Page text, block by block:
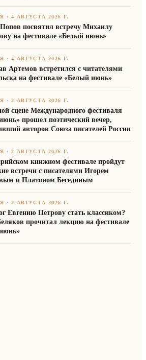
·4 АВГУСТА 2026 Г.
посвятил встречу Михаилу
на фестивале «Белый июнь»
·4 АВГУСТА 2026 Г.
Артемов встретился с читателями
на фестивале «Белый июнь»
·2 АВГУСТА 2026 Г.
сцене Международного фестиваля
прошел поэтический вечер,
авторов Союза писателей России
·2 АВГУСТА 2026 Г.
книжном фестивале пройдут
встречи с писателями Игорем
и Платоном Бесединым
·2 АВГУСТА 2026 Г.
Евгению Петрову стать классиком?
прочитал лекцию на фестивале